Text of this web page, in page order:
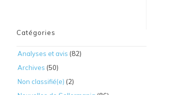
Catégories
Analyses et avis (82)
Archives (50)
Non classifié(e) (2)